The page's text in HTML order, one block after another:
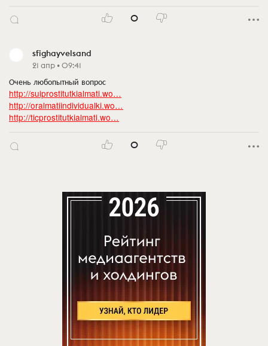
0
sfighayvelsand
21 апр • 09:41
Очень любопытный вопрос
http://suiprostitutkialmati.wo…
http://oralmatiindividualki.wo…
http://ticprostitutkialmati.wo…
0